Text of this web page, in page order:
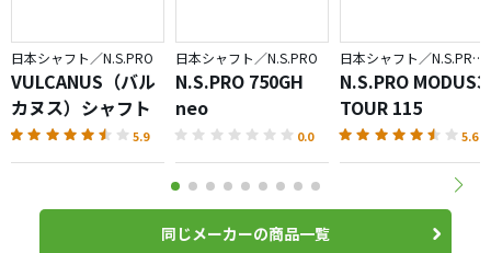
日本シャフト／N.S.PRO
VULCANUS（バル
カヌス）シャフト
5.9
日本シャフト／N.S.PRO
N.S.PRO 750GH
neo
0.0
日本シャフト／N.S.PRO MODUS3
N.S.PRO MODUS3
TOUR 115
5.6
同じメーカーの商品一覧